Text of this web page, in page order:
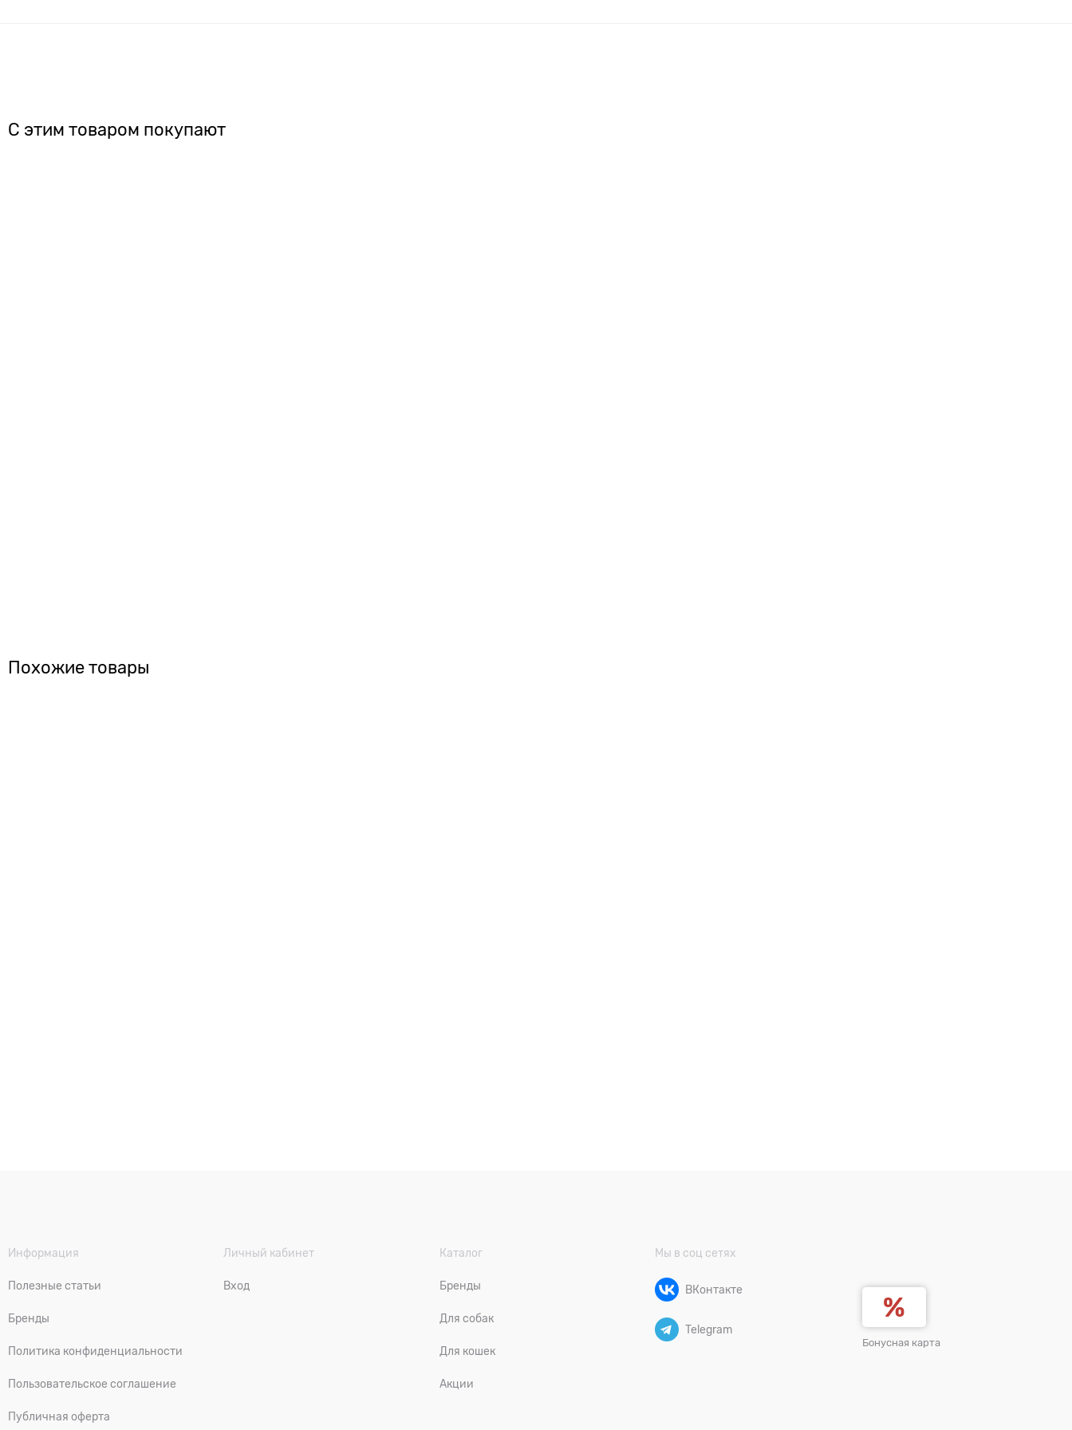
С этим товаром покупают
Похожие товары
Информация
Полезные статьи
Бренды
Политика конфиденциальности
Пользовательское соглашение
Публичная оферта
Личный кабинет
Вход
Каталог
Бренды
Для собак
Для кошек
Акции
Мы в соц сетях
ВКонтакте
Telegram
Бонусная карта